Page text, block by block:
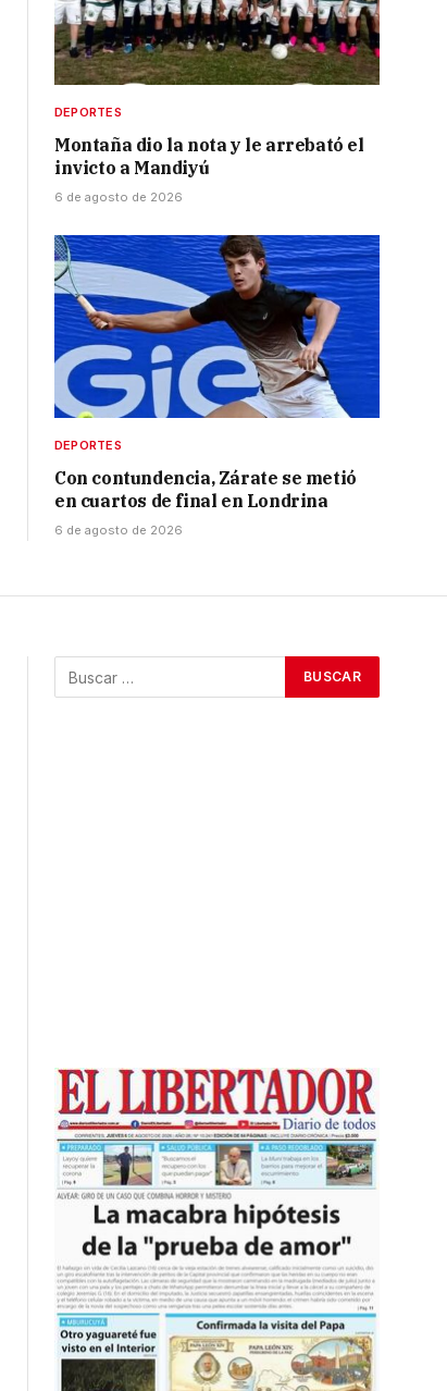
DEPORTES
Montaña dio la nota y le arrebató el
invicto a Mandiyú
6 de agosto de 2026
DEPORTES
Con contundencia, Zárate se metió
en cuartos de final en Londrina
6 de agosto de 2026